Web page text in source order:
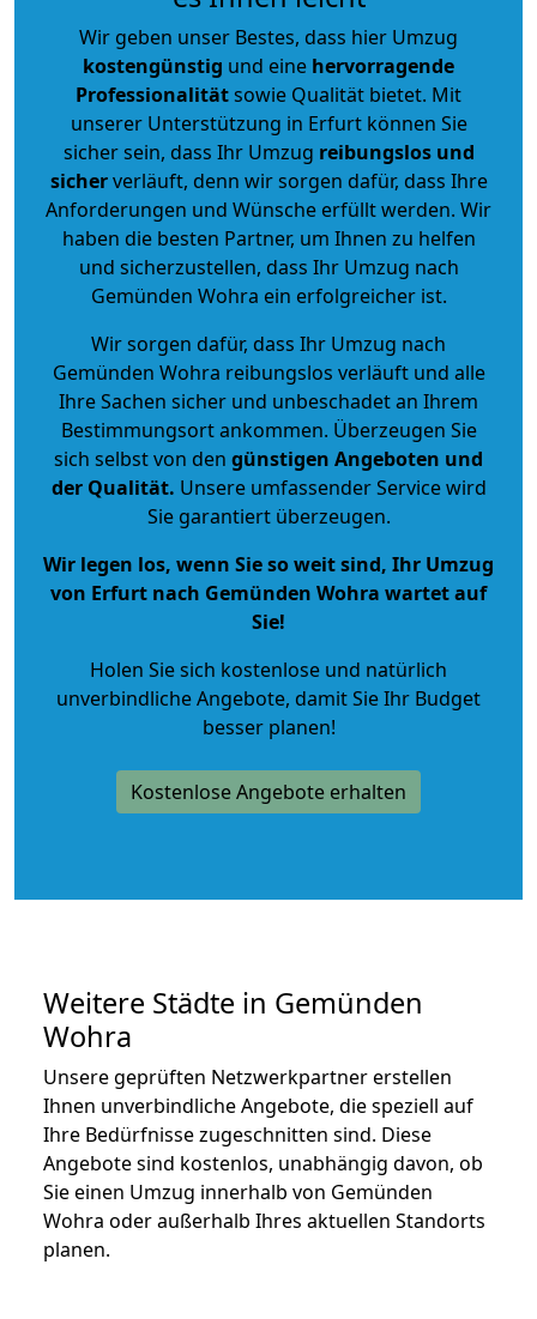
Wir geben unser Bestes, dass hier Umzug
kostengünstig und eine hervorragende
Professionalitätsowie Qualität bietet. Mit
unserer Unterstützung in Erfurt können Sie
sicher sein, dass Ihr Umzug reibungslos und
sicherverläuft, denn wir sorgen dafür, dass Ihre
Anforderungen und Wünsche erfüllt werden. Wir
haben die besten Partner, um Ihnen zu helfen
und sicherzustellen, dass Ihr Umzug nach
Gemünden Wohra ein erfolgreicher ist.
Wir sorgen dafür, dass Ihr Umzug nach
Gemünden Wohra reibungslos verläuft und alle
Ihre Sachen sicher und unbeschadet an Ihrem
Bestimmungsort ankommen. Überzeugen Sie
sich selbst von den günstigen Angeboten und
der Qualität. Unsere umfassender Service wird
Sie garantiert überzeugen.
Wir legen los, wenn Sie so weit sind, Ihr Umzug
von Erfurt nach Gemünden Wohra wartet auf
Sie!
Holen Sie sich kostenlose und natürlich
unverbindliche Angebote, damit Sie Ihr Budget
besser planen!
Kostenlose Angebote erhalten
Weitere Städte in Gemünden
Wohra
Unsere geprüften Netzwerkpartner erstellen
Ihnen unverbindliche Angebote, die speziell auf
Ihre Bedürfnisse zugeschnitten sind. Diese
Angebote sind kostenlos, unabhängig davon, ob
Sie einen Umzug innerhalb von Gemünden
Wohra oder außerhalb Ihres aktuellen Standorts
planen.